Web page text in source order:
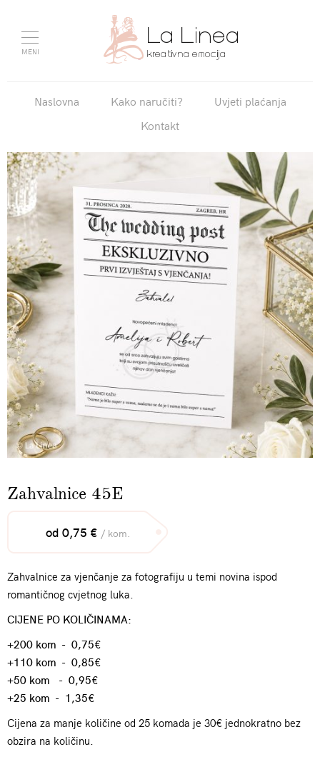
MENI
Naslovna Kako naručiti?
Uvjeti plaćanja
Kontakt
Zahvalnice 45E
od 0,75 € / kom.
Zahvalnice za vjenčanje za fotografiju u temi novina ispod
romantičnog cvjetnog luka.
CIJENE PO KOLIČINAMA:
+200 kom - 0,75€
+110 kom - 0,85€
+50 kom - 0,95€
+25 kom - 1,35€
Cijena za manje količine od 25 komada je 30€ jednokratno bez
obzira na količinu.